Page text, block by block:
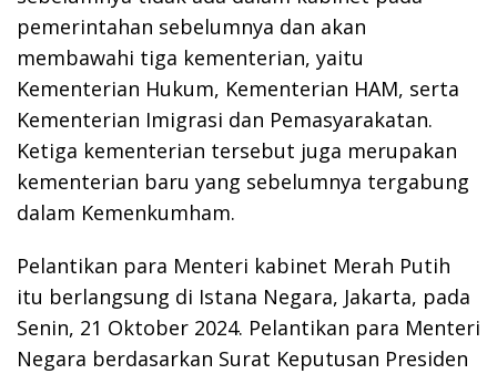
pemerintahan sebelumnya dan akan
membawahi tiga kementerian, yaitu
Kementerian Hukum, Kementerian HAM, serta
Kementerian Imigrasi dan Pemasyarakatan.
Ketiga kementerian tersebut juga merupakan
kementerian baru yang sebelumnya tergabung
dalam Kemenkumham.
Pelantikan para Menteri kabinet Merah Putih
itu berlangsung di Istana Negara, Jakarta, pada
Senin, 21 Oktober 2024. Pelantikan para Menteri
Negara berdasarkan Surat Keputusan Presiden